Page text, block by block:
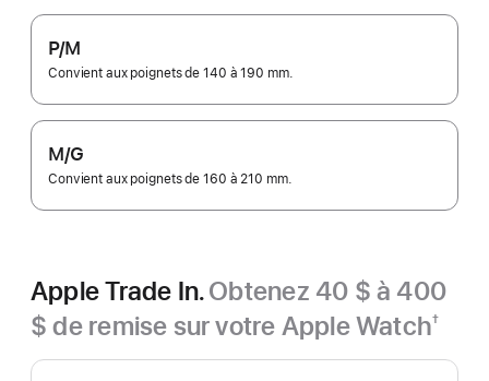
P/M
Convient aux poignets de 140 à 190 mm.
M/G
Convient aux poignets de 160 à 210 mm.
Apple Trade In.Obtenez 40 $ à 400
$ de remise sur votre Apple Watch
de
†
Apple Trade In.